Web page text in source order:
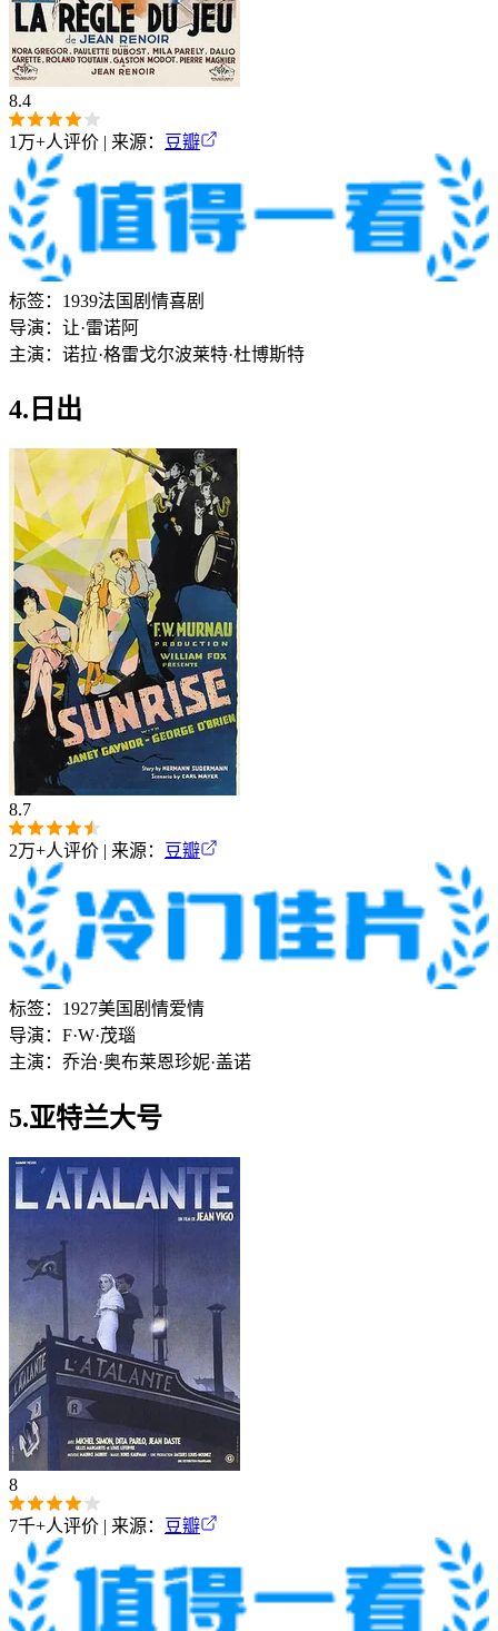
8.4
1万+人评价 | 来源： 豆瓣
标签： 1939法国 剧情喜剧
导演： 让·雷诺阿
主演： 诺拉·格雷戈尔波莱特·杜博斯特
4.日出
8.7
2万+人评价 | 来源： 豆瓣
标签： 1927美国剧情爱情
导演： F·W·茂瑙
主演： 乔治·奥布莱恩珍妮·盖诺
5.亚特兰大号
8
7千+人评价 | 来源： 豆瓣